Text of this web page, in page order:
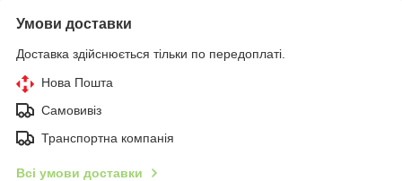
Умови доставки
Доставка здійснюється тільки по передоплаті.
Нова Пошта
Самовивіз
Транспортна компанія
Всі умови доставки